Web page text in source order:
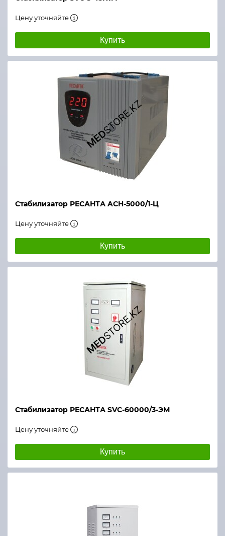
Цену уточняйте
Купить
Стабилизатор РЕСАНТА ACH-5000/1-Ц
Цену уточняйте
Купить
Стабилизатор РЕСАНТА SVC-60000/3-ЭМ
Цену уточняйте
Купить